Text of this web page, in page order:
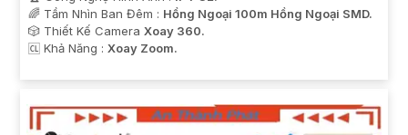
🌈 Tầm Nhìn Ban Đêm : Hồng Ngoại 100m Hồng Ngoại SMD.
🎲 Thiết Kế Camera Xoay 360.
️🆑 Khả Năng : Xoay Zoom.